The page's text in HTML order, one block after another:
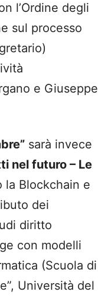
l’Ordine degli
sul processo
e Giuseppe
sarà invece
nel futuro – Le
la Blockchain e
dei
diritto
con modelli
(Scuola di
Università del